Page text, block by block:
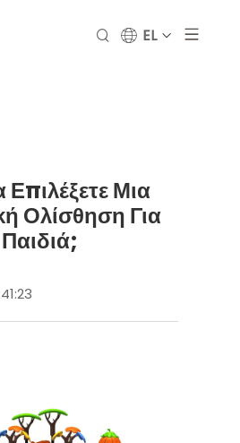
EL
Μια
Ολίσθηση Για
Παιδιά;